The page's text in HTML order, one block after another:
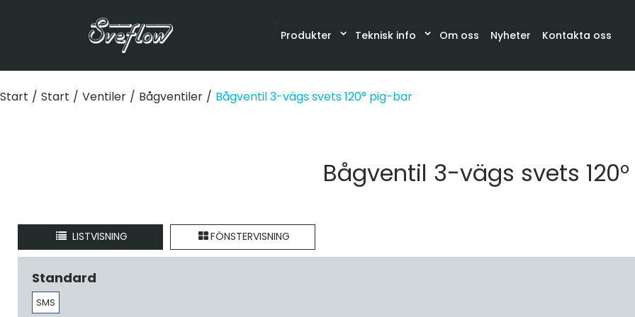
Produkter Kontakta oss
Om oss
Teknisk info Nyheter
Start / Start / Ventiler / Bågventiler / Bågventil 3-vägs svets 120° pig-bar
Bågventil 3-vägs svets 120°
LISTVISNING FÖNSTERVISNING
Standard
SMS